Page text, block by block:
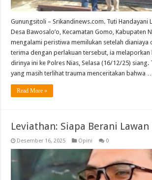
Gunungsitoli – Srikandinews.com. Tuti Handayani
Desa Bawosalo’o, Kecamatan Gomo, Kabupaten
mengalami peristiwa memilukan setelah dianiaya
terima dengan perlakuan tersebut, ia melaporkan
dirinya ini ke Polres Nias, Selasa (16/12/25) siang.
yang masih terlihat trauma menceritakan bahwa
Read More »
Leviathan: Siapa Berani Lawan
Desember 16, 2025 Opini 0